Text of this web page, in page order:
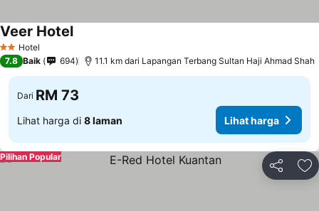
2 Bintang
Hotel
Veer Hotel
7.8 Baik 694 11.1 km dari Lapangan Terbang Sultan Haji Ahmad Shah
Dari RM 73
Lihat harga di 8 laman Lihat harga
Kongsi
Pilihan Popular